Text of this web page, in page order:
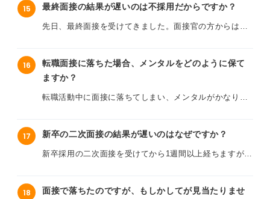
り人気がないのではないか、あるいは何かほかに理由が
なるべきなのか迷っています。一次面接で内定が出るの
また、一次面接で内定出るというのは、企業にとってど
を見極めるためのアドバイスがあれば教えてください。
たとえば、面接官の方が深く掘り下げた質問をしてきた
これらは一般的に合格フラグと言われているものなので
あれば教えていただきたいです。
15 最終面接の結果が遅いのは不採用だからですか？
先日、最終面接を受けてきました。面接官の方からは結
ないかと不安になっています。
インターネットで調べると、「最終面接の結果が遅いの
合、やはり不採用の可能性が高いのでしょうか？
最終面接の結果が来るまでの一般的な期間や、連絡が遅
す。
16
転職面接に落ちた場合、メンタルをどのように保て
ますか？
転職活動中に面接に落ちてしまい、メンタルがかなり落
今回の企業は第一志望で、面接の手応えもそれなりに感
じていたため、不採用の連絡が来た時は本当にショック
らえるのかわからなくなってきています。
17 新卒の二次面接の結果が遅いのはなぜですか？
新卒採用の二次面接を受けてから1週間以上経ちますが、
ン」という情報もあって、余計に落ち着きません。
18
面接で落ちたのですが、もしかしてが見当たりませ